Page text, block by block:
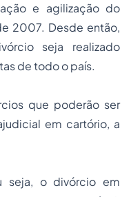
e agilização do
2007. Desde então,
seja realizado
de todo o país.
que poderão ser
em cartório, a
seja, o divórcio em